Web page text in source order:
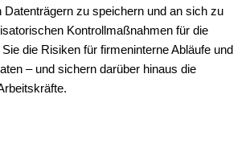
Datenträgern zu speichern und an sich zu
Kontrollmaßnahmen für die
die Risiken für firmeninterne Abläufe und
– und sichern darüber hinaus die